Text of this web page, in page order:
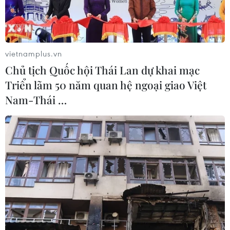
Sulu.
Phiến quân Abu Sayyaf. (Nguồn: Asia Sentinel)
Ít nhất 2 trẻ nhỏ đã thiệt mạng và nhiều người
bị thương khi khoảng 30 tay súng phiến quân
Abu Sayyaf tấn công các binh sỹ Philippines
ngày 25/5 tại một thị trấn ven biển xa xôi ở tỉnh
Sulu, miền Nam nước này.
vietnamplus.vn
Chủ tịch Quốc hội Thái Lan dự khai mạc
Triển lãm 50 năm quan hệ ngoại giao Việt
Nam-Thái …